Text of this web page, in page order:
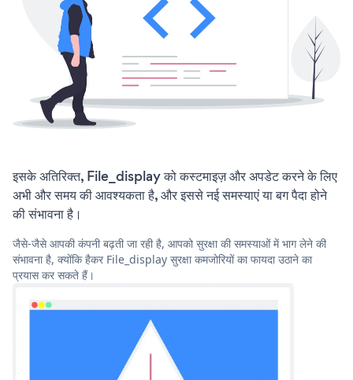
इसके अतिरिक्त, File_display को कस्टमाइज़ और अपडेट करने के लिए
अभी और समय की आवश्यकता है, और इससे नई समस्याएं या बग पैदा होने
की संभावना है।
जैसे-जैसे आपकी कंपनी बढ़ती जा रही है, आपको सुरक्षा की समस्याओं में भाग लेने की
संभावना है, क्योंकि हैकर File_display सुरक्षा कमजोरियों का फायदा उठाने का
प्रयास कर सकते हैं।